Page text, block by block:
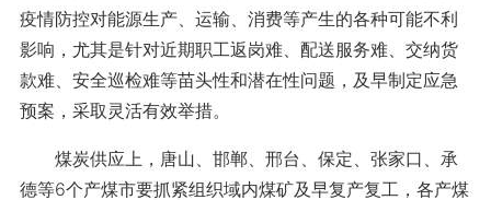
疫情防控对能源生产、运输、消费等产生的各种可能不利
影响，尤其是针对近期职工返岗难、配送服务难、交纳货
款难、安全巡检难等苗头性和潜在性问题，及早制定应急
预案，采取灵活有效举措。
煤炭供应上，唐山、邯郸、邢台、保定、张家口、承
德等6个产煤市要抓紧组织域内煤矿及早复产复工，各产煤